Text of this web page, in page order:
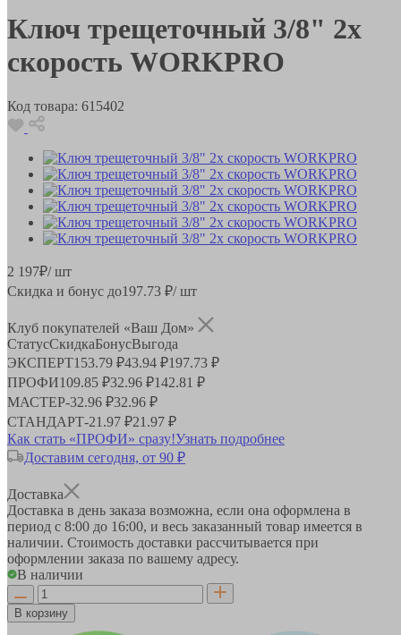
Ключ трещеточный 3/8" 2х
скорость WORKPRO
Код товара: 615402
2 197₽/ шт
Скидка и бонус до197.73 ₽/ шт
Клуб покупателей «Ваш Дом»
СтатусСкидкаБонусВыгода
ЭКСПЕРТ153.79 ₽43.94 ₽197.73 ₽
ПРОФИ109.85 ₽32.96 ₽142.81 ₽
МАСТЕР-32.96 ₽32.96 ₽
СТАНДАРТ-21.97 ₽21.97 ₽
Как стать «ПРОФИ» сразу!Узнать подробнее
Доставим сегодня, от 90 ₽
Доставка
Доставка в день заказа возможна, если она оформлена в
период с 8:00 до 16:00, и весь заказанный товар имеется в
наличии. Стоимость доставки рассчитывается при
оформлении заказа по вашему адресу.
В наличии
В корзину